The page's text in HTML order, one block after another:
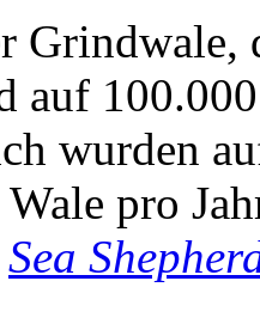
Grindwale,
auf
wurden
pro
Sea